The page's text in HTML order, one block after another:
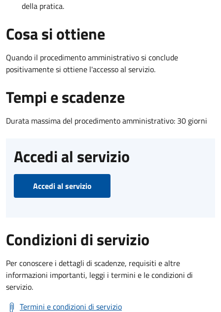
della pratica.
Cosa si ottiene
Quando il procedimento amministrativo si conclude
positivamente si ottiene l'accesso al servizio.
Tempi e scadenze
Durata massima del procedimento amministrativo: 30 giorni
Accedi al servizio
Accedi al servizio
Condizioni di servizio
Per conoscere i dettagli di scadenze, requisiti e altre
informazioni importanti, leggi i termini e le condizioni di
servizio.
Termini e condizioni di servizio